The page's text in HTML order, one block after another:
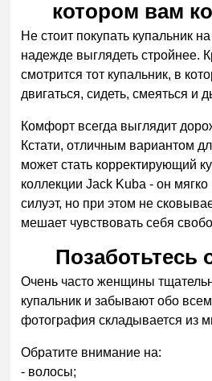
котором вам
Не стоит покупать купальник
надежде выглядеть стройнее.
смотрится тот купальник, в
двигаться, сидеть, смеяться и
Комфорт всегда выглядит
Кстати, отличным вариантом
может стать корректирующий
коллекции Jack Kuba - он
силуэт, но при этом не
мешает чувствовать себя
Позаботьтесь
Очень часто женщины
купальник и забывают обо
фотография складывается из
Обратите внимание на:
- волосы;